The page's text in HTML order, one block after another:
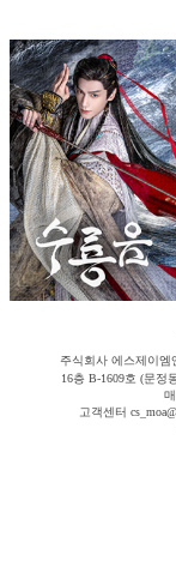
주식회사 에스제이엠
16층 B-1609호 (문정
고객센터